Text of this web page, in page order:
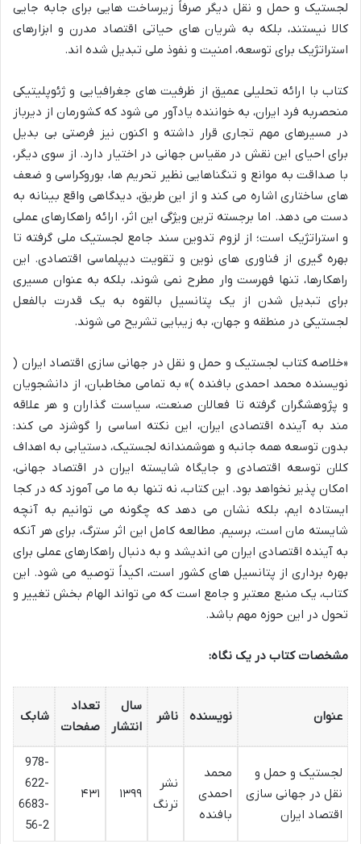
لجستیک و حمل و نقل دیگر صرفاً زیرساخت هایی برای جابه جایی
کالا نیستند، بلکه به شریان های حیاتی اقتصاد مدرن و ابزارهای
استراتژیک برای توسعه، امنیت و نفوذ ملی تبدیل شده اند.
کتاب با ارائه تحلیلی عمیق از ظرفیت های جغرافیایی و ژئوپلیتیکی
منحصربه فرد ایران، به خواننده یادآور می شود که کشورمان از دیرباز
در مسیرهای مهم تجاری قرار داشته و اکنون نیز فرصتی بی بدیل
برای احیای این نقش در مقیاس جهانی در اختیار دارد. از سوی دیگر،
با صداقت به موانع و تنگناهایی نظیر تحریم ها، بوروکراسی و ضعف
های ساختاری اشاره می کند و از این طریق، دیدگاهی واقع بینانه به
دست می دهد. اما برجسته ترین ویژگی این اثر، ارائه راهکارهای عملی
و استراتژیک است؛ از لزوم تدوین سند جامع لجستیک ملی گرفته تا
بهره گیری از فناوری های نوین و تقویت دیپلماسی اقتصادی. این
راهکارها، تنها فهرست وار مطرح نمی شوند، بلکه به عنوان مسیری
برای تبدیل شدن از یک پتانسیل بالقوه به یک قدرت بالفعل
لجستیکی در منطقه و جهان، به زیبایی تشریح می شوند.
«خلاصه کتاب لجستیک و حمل و نقل در جهانی سازی اقتصاد ایران (
نویسنده محمد احمدی بافنده )» به تمامی مخاطبان، از دانشجویان
و پژوهشگران گرفته تا فعالان صنعت، سیاست گذاران و هر علاقه
مند به آینده اقتصادی ایران، این نکته اساسی را گوشزد می کند:
بدون توسعه همه جانبه و هوشمندانه لجستیک، دستیابی به اهداف
کلان توسعه اقتصادی و جایگاه شایسته ایران در اقتصاد جهانی،
امکان پذیر نخواهد بود. این کتاب، نه تنها به ما می آموزد که در کجا
ایستاده ایم، بلکه نشان می دهد که چگونه می توانیم به آنچه
شایسته مان است، برسیم. مطالعه کامل این اثر سترگ، برای هر آنکه
به آینده اقتصادی ایران می اندیشد و به دنبال راهکارهای عملی برای
بهره برداری از پتانسیل های کشور است، اکیداً توصیه می شود. این
کتاب، یک منبع معتبر و جامع است که می تواند الهام بخش تغییر و
تحول در این حوزه مهم باشد.
مشخصات کتاب در یک نگاه:
عنوان نویسنده ناشر
سال
انتشار
تعداد
صفحات
شابک
لجستیک و حمل و
نقل در جهانی سازی
اقتصاد ایران
محمد
احمدی
بافنده
نشر
ترنگ
۱۳۹۹ ۴۳۱
978-
622-
6683-
56-2